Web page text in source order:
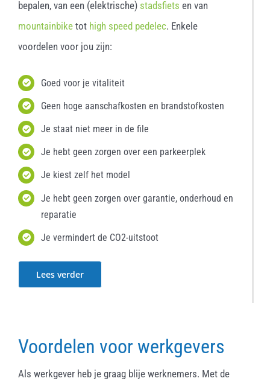
bepalen, van een (elektrische) stadsfiets en van
mountainbiketot high speed pedelec. Enkele
voordelen voor jou zijn:
Goed voor je vitaliteit
Geen hoge aanschafkosten en brandstofkosten
Je staat niet meer in de file
Je hebt geen zorgen over een parkeerplek
Je kiest zelf het model
Je hebt geen zorgen over garantie, onderhoud en
reparatie
Je vermindert de CO2-uitstoot
Lees verder
Voordelen voor werkgevers
Als werkgever heb je graag blije werknemers. Met de